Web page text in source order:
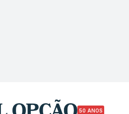
50 ANOS